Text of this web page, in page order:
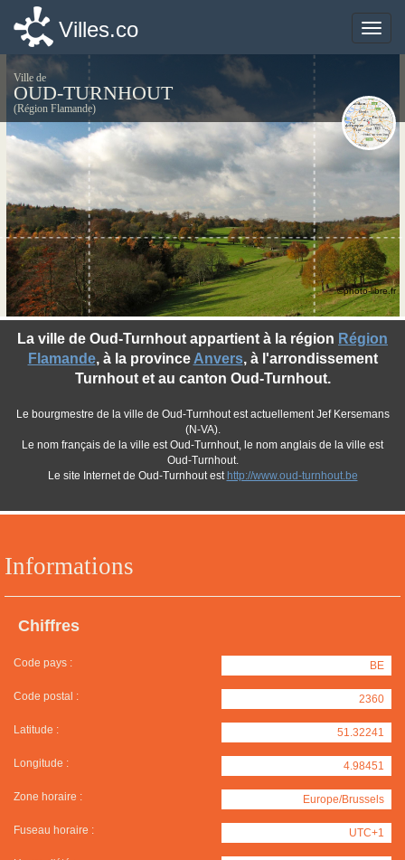
Toggle
Villes.co
Ville de
OUD-TURNHOUT
(Région Flamande)
Informations
Chiffres
Code pays : BE
Code postal : 2360
Latitude : 51.32241
Longitude : 4.98451
Zone horaire : Europe/Brussels
Fuseau horaire : UTC+1
La ville de Oud-Turnhout appartient à la région Région
Flamande, à la province Anvers, à l'arrondissement
Turnhout et au canton Oud-Turnhout.
Le bourgmestre de la ville de Oud-Turnhout est actuellement Jef Kersemans
(N-VA).
Le nom français de la ville est Oud-Turnhout, le nom anglais de la ville est
Oud-Turnhout.
Le site Internet de Oud-Turnhout est http://www.oud-turnhout.be
©photo-libre.fr
Toggle
Villes.co